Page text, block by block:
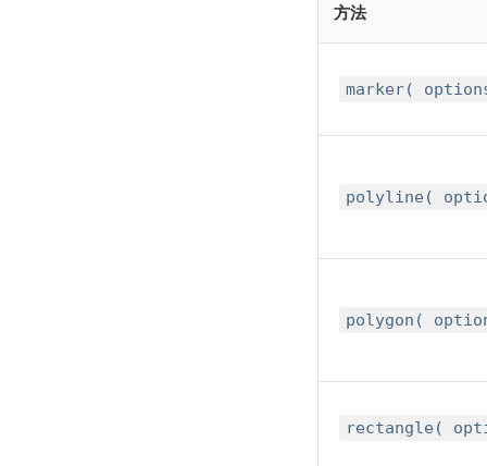
方法
marker(
polyline(
polygon(
rectangle(